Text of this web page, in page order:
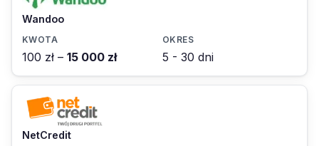
Wandoo
100 zł – 15 000 zł 5 - 30 dni
NetCredit